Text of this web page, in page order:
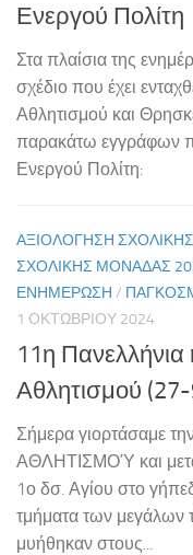
Ενεργού Πολίτη
Στα πλαίσια της
σχέδιο που έχει
Αθλητισμού και
παρακάτω εγγράφων
Ενεργού Πολίτη:
ΑΞΙΟΛΌΓΗΣΗ
ΣΧΟΛΙΚΗΣ ΜΟΝΑΔΑΣ
ΕΝΗΜΕΡΩΣΗ /
1 ΟΚΤΩΒΡΊΟΥ 2024
11η
Αθλητισμού
Σήμερα γιορτάσαμε
ΑΘΛΗΤΙΣΜΟΎ και
1ο δσ. Αγίου στο
τμήματα των μεγάλων
μυήθηκαν στους...